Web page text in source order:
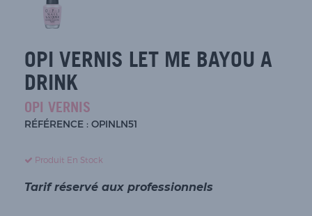
OPI VERNIS LET ME BAYOU A
DRINK
OPI VERNIS
RÉFÉRENCE : OPINLN51
Produit En Stock
Tarif réservé aux professionnels